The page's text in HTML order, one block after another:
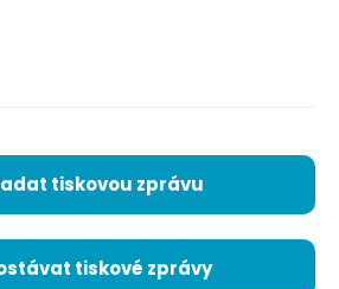
tiskovou zprávu
tiskové zprávy